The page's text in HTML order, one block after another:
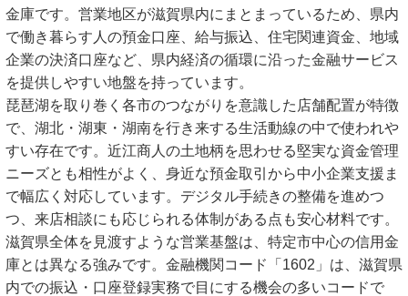
金庫です。営業地区が滋賀県内にまとまっているため、県内
で働き暮らす人の預金口座、給与振込、住宅関連資金、地域
企業の決済口座など、県内経済の循環に沿った金融サービス
を提供しやすい地盤を持っています。
琵琶湖を取り巻く各市のつながりを意識した店舗配置が特徴
で、湖北・湖東・湖南を行き来する生活動線の中で使われや
すい存在です。近江商人の土地柄を思わせる堅実な資金管理
ニーズとも相性がよく、身近な預金取引から中小企業支援ま
で幅広く対応しています。デジタル手続きの整備を進めつ
つ、来店相談にも応じられる体制がある点も安心材料です。
滋賀県全体を見渡すような営業基盤は、特定市中心の信用金
庫とは異なる強みです。金融機関コード「1602」は、滋賀県
内での振込・口座登録実務で目にする機会の多いコードで